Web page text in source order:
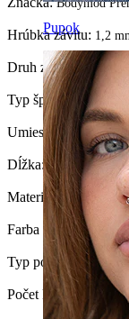
Pupok
Bodymod
Hrúbka závitu: 1,2
Druh zámku: Push-In
Typ šperku:
Umiestnenie:Conch,
Dĺžka:6 mm
Materiál: Titán
Farba kamienka:
Typ povrchu:PVD
Počet kusov: